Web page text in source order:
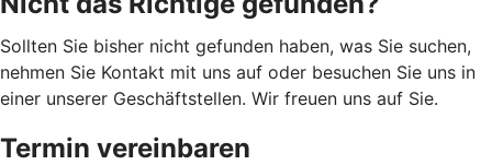
Sollten Sie bisher nicht gefunden haben, was Sie suchen,
nehmen Sie Kontakt mit uns auf oder besuchen Sie uns in
einer unserer Geschäftstellen. Wir freuen uns auf Sie.
Termin vereinbaren